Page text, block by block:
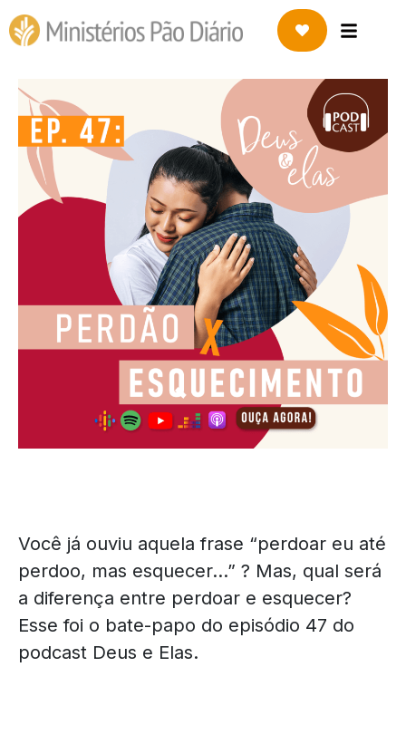
Você já ouviu aquela frase “perdoar eu até
perdoo, mas esquecer…” ? Mas, qual será
a diferença entre perdoar e esquecer?
Esse foi o bate-papo do episódio 47 do
podcast Deus e Elas.